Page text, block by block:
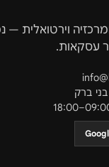
וירטואלית —
עסקאות.
בני ברק